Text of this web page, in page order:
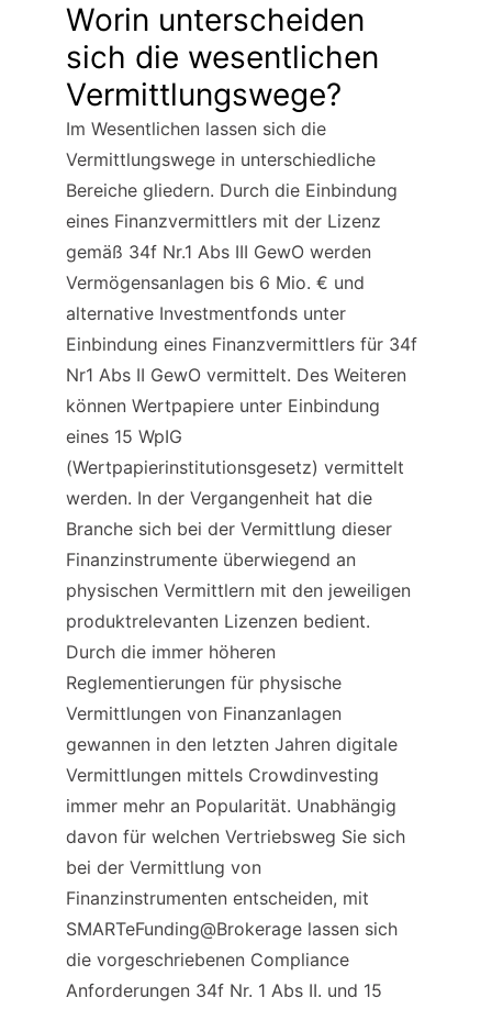
Worin unterscheiden
sich die wesentlichen
Vermittlungswege?
Im Wesentlichen lassen sich die
Vermittlungswege in unterschiedliche
Bereiche gliedern. Durch die Einbindung
eines Finanzvermittlers mit der Lizenz
gemäß 34f Nr.1 Abs III GewO werden
Vermögensanlagen bis 6 Mio. € und
alternative Investmentfonds unter
Einbindung eines Finanzvermittlers für 34f
Nr1 Abs II GewO vermittelt. Des Weiteren
können Wertpapiere unter Einbindung
eines 15 WpIG
(Wertpapierinstitutionsgesetz) vermittelt
werden. In der Vergangenheit hat die
Branche sich bei der Vermittlung dieser
Finanzinstrumente überwiegend an
physischen Vermittlern mit den jeweiligen
produktrelevanten Lizenzen bedient.
Durch die immer höheren
Reglementierungen für physische
Vermittlungen von Finanzanlagen
gewannen in den letzten Jahren digitale
Vermittlungen mittels Crowdinvesting
immer mehr an Popularität. Unabhängig
davon für welchen Vertriebsweg Sie sich
bei der Vermittlung von
Finanzinstrumenten entscheiden, mit
SMARTeFunding@Brokerage lassen sich
die vorgeschriebenen Compliance
Anforderungen 34f Nr. 1 Abs II. und 15